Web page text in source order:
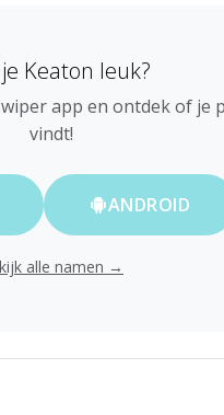
Keaton leuk?
app en ontdek of
vindt!
ANDROID
alle namen →